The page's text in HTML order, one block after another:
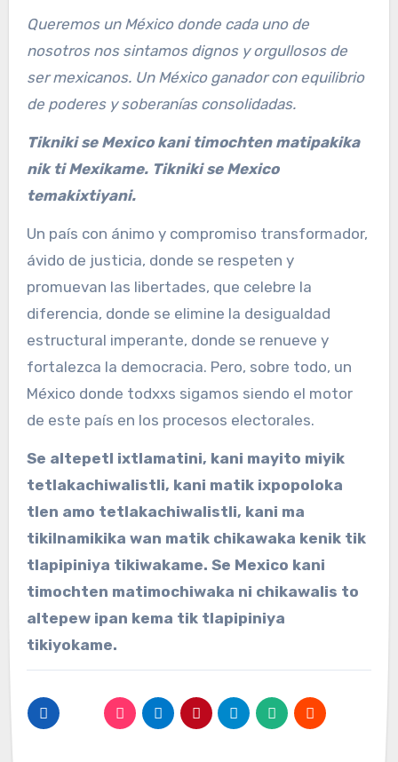
Queremos un México donde cada uno de
nosotros nos sintamos dignos y orgullosos de
ser mexicanos. Un México ganador con equilibrio
de poderes y soberanías consolidadas.
Tikniki se Mexico kani timochten matipakika
nik ti Mexikame. Tikniki se Mexico
temakixtiyani.
Un país con ánimo y compromiso transformador,
ávido de justicia, donde se respeten y
promuevan las libertades, que celebre la
diferencia, donde se elimine la desigualdad
estructural imperante, donde se renueve y
fortalezca la democracia. Pero, sobre todo, un
México donde todxxs sigamos siendo el motor
de este país en los procesos electorales.
Se altepetl ixtlamatini, kani mayito miyik
tetlakachiwalistli, kani matik ixpopoloka
tlen amo tetlakachiwalistli, kani ma
tikilnamikika wan matik chikawaka kenik tik
tlapipiniya tikiwakame. Se Mexico kani
timochten matimochiwaka ni chikawalis to
altepew ipan kema tik tlapipiniya
tikiyokame.